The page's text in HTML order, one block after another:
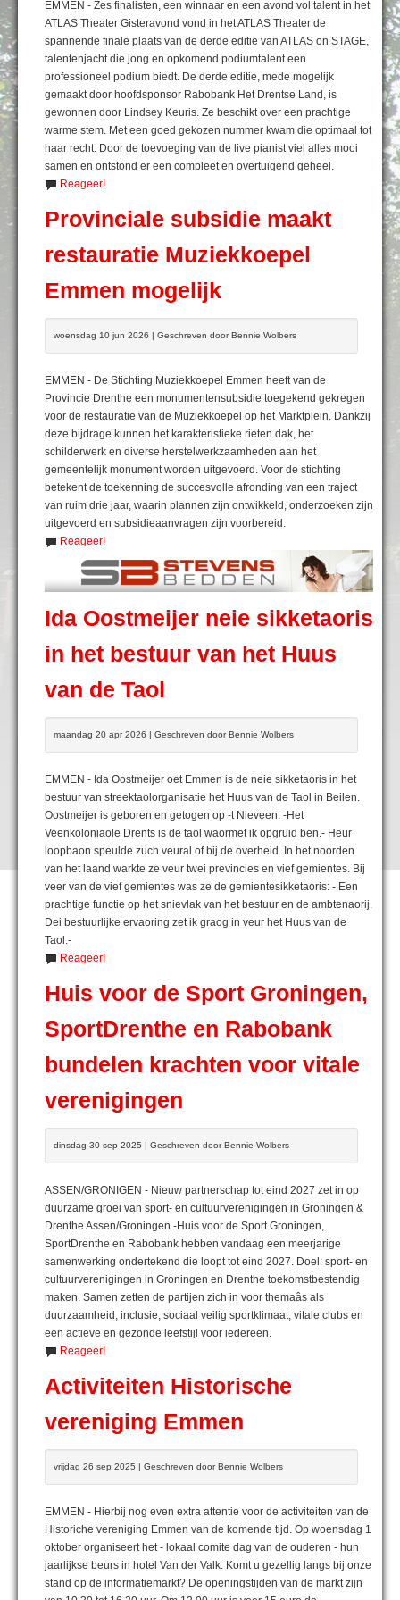
EMMEN - Zes finalisten, een winnaar en een avond vol talent in het
ATLAS Theater Gisteravond vond in het ATLAS Theater de
spannende finale plaats van de derde editie van ATLAS on STAGE,
talentenjacht die jong en opkomend podiumtalent een
professioneel podium biedt. De derde editie, mede mogelijk
gemaakt door hoofdsponsor Rabobank Het Drentse Land, is
gewonnen door Lindsey Keuris. Ze beschikt over een prachtige
warme stem. Met een goed gekozen nummer kwam die optimaal tot
haar recht. Door de toevoeging van de live pianist viel alles mooi
samen en ontstond er een compleet en overtuigend geheel.
Reageer!
Provinciale subsidie maakt
restauratie Muziekkoepel
Emmen mogelijk
woensdag 10 jun 2026 | Geschreven door Bennie Wolbers
EMMEN - De Stichting Muziekkoepel Emmen heeft van de
Provincie Drenthe een monumentensubsidie toegekend gekregen
voor de restauratie van de Muziekkoepel op het Marktplein. Dankzij
deze bijdrage kunnen het karakteristieke rieten dak, het
schilderwerk en diverse herstelwerkzaamheden aan het
gemeentelijk monument worden uitgevoerd. Voor de stichting
betekent de toekenning de succesvolle afronding van een traject
van ruim drie jaar, waarin plannen zijn ontwikkeld, onderzoeken zijn
uitgevoerd en subsidieaanvragen zijn voorbereid.
Reageer!
Ida Oostmeijer neie sikketaoris
in het bestuur van het Huus
van de Taol
maandag 20 apr 2026 | Geschreven door Bennie Wolbers
EMMEN - Ida Oostmeijer oet Emmen is de neie sikketaoris in het
bestuur van streektaolorganisatie het Huus van de Taol in Beilen.
Oostmeijer is geboren en getogen op -t Nieveen: -Het
Veenkoloniaole Drents is de taol waormet ik opgruid ben.- Heur
loopbaon speulde zuch veural of bij de overheid. In het noorden
van het laand warkte ze veur twei previncies en vief gemientes. Bij
veer van de vief gemientes was ze de gemientesikketaoris: - Een
prachtige functie op het snievlak van het bestuur en de ambtenaorij.
Dei bestuurlijke ervaoring zet ik graog in veur het Huus van de
Taol.-
Reageer!
Huis voor de Sport Groningen,
SportDrenthe en Rabobank
bundelen krachten voor vitale
verenigingen
dinsdag 30 sep 2025 | Geschreven door Bennie Wolbers
ASSEN/GRONIGEN - Nieuw partnerschap tot eind 2027 zet in op
duurzame groei van sport- en cultuurverenigingen in Groningen &
Drenthe Assen/Groningen -Huis voor de Sport Groningen,
SportDrenthe en Rabobank hebben vandaag een meerjarige
samenwerking ondertekend die loopt tot eind 2027. Doel: sport- en
cultuurverenigingen in Groningen en Drenthe toekomstbestendig
maken. Samen zetten de partijen zich in voor themaâs als
duurzaamheid, inclusie, sociaal veilig sportklimaat, vitale clubs en
een actieve en gezonde leefstijl voor iedereen.
Reageer!
Activiteiten Historische
vereniging Emmen
vrijdag 26 sep 2025 | Geschreven door Bennie Wolbers
EMMEN - Hierbij nog even extra attentie voor de activiteiten van de
Historiche vereniging Emmen van de komende tijd. Op woensdag 1
oktober organiseert het - lokaal comite dag van de ouderen - hun
jaarlijkse beurs in hotel Van der Valk. Komt u gezellig langs bij onze
stand op de informatiemarkt? De openingstijden van de markt zijn